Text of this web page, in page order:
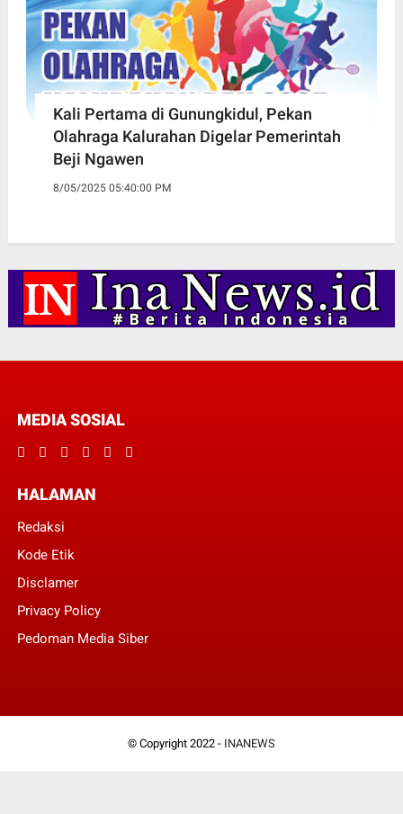
Kali Pertama di Gunungkidul, Pekan
Olahraga Kalurahan Digelar Pemerintah
Beji Ngawen
8/05/2025 05:40:00 PM
MEDIA SOSIAL
HALAMAN
Redaksi
Kode Etik
Disclamer
Privacy Policy
Pedoman Media Siber
© Copyright 2022 - INANEWS